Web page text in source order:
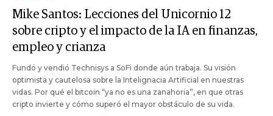
Mike Santos: Lecciones del Unicornio 12
sobre cripto y el impacto de la IA en finanzas,
empleo y crianza
Fundó y vendió Technisys a SoFi donde aún trabaja. Su visión
optimista y cautelosa sobre la Intelignacia Artificial en nuestras
vidas. Por qué el bitcoin “ya no es una zanahoria”, en que otras
cripto invierte y cómo superó el mayor obstáculo de su vida.